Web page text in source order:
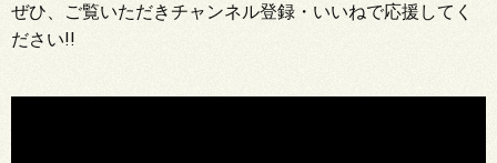
ぜひ、ご覧いただきチャンネル登録・いいねで応援してく
ださい!!